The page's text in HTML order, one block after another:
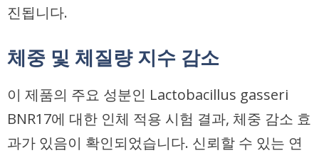
진됩니다.
체중 및 체질량 지수 감소
이 제품의 주요 성분인 Lactobacillus gasseri
BNR17에 대한 인체 적용 시험 결과, 체중 감소 효
과가 있음이 확인되었습니다. 신뢰할 수 있는 연